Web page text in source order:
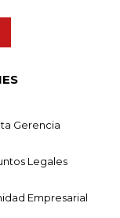
Gerencia
Legales
Empresarial